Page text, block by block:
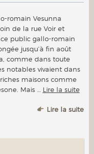
romain Vesunna
de la rue Voir et
public gallo-romain
jusqu’à fin août
comme dans toute
notables vivaient dans
maisons comme
Mais … Lire la suite
Lire la suite